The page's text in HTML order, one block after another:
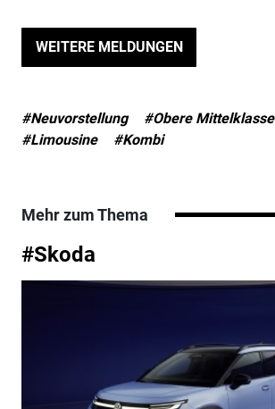
WEITERE MELDUNGEN
#Neuvorstellung
#Obere Mittelklasse
#Limousine
#Kombi
Mehr zum Thema
#Skoda